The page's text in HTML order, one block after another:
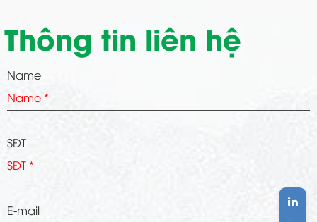
Thông tin liên hệ
Name
SĐT
E-mail